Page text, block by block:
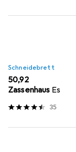
Schneidebrett
EUR
50,92
Zassenhaus Es
35